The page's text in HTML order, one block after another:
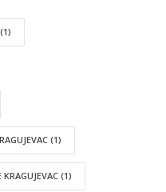
(1)
(1)
(1)